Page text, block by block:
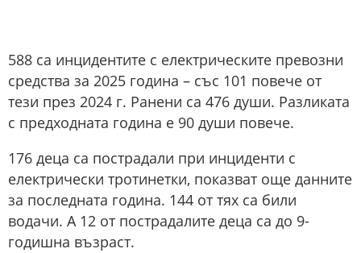
588 са инцидентите с електрическите превозни
средства за 2025 година – със 101 повече от
тези през 2024 г. Ранени са 476 души. Разликата
с предходната година е 90 души повече.
176 деца са пострадали при инциденти с
електрически тротинетки, показват още данните
за последната година. 144 от тях са били
водачи. А 12 от пострадалите деца са до 9-
годишна възраст.